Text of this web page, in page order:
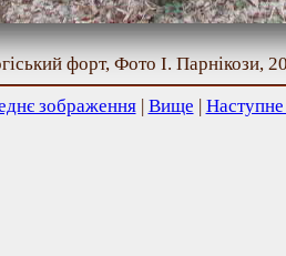
форт, Фото І. Парнікози,
зображення| Вище |